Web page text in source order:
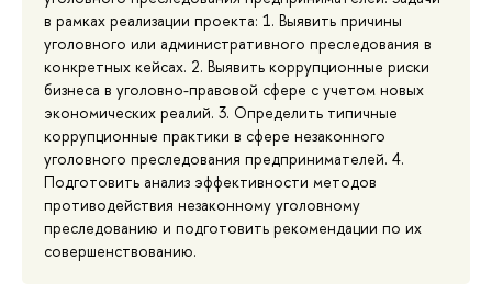
в рамках реализации проекта: 1. Выявить причины
уголовного или административного преследования в
конкретных кейсах. 2. Выявить коррупционные риски
бизнеса в уголовно-правовой сфере с учетом новых
экономических реалий. 3. Определить типичные
коррупционные практики в сфере незаконного
уголовного преследования предпринимателей. 4.
Подготовить анализ эффективности методов
противодействия незаконному уголовному
преследованию и подготовить рекомендации по их
совершенствованию.